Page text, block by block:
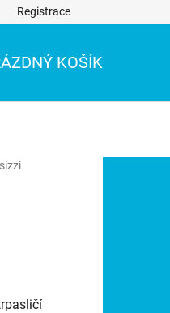
Registrace
KOŠÍK